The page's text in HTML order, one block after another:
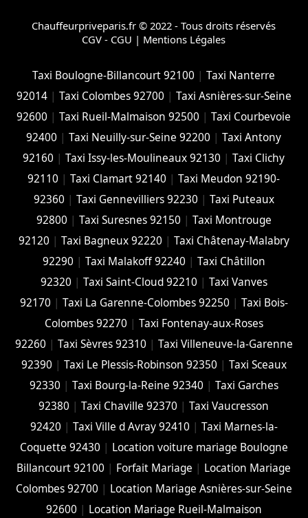
Chauffeurpriveparis.fr © 2022 - Tous droits réservés
CGV - CGU | Mentions Légales
Taxi Boulogne-Billancourt 92100 |Taxi Nanterre
92014| Taxi Colombes 92700 | Taxi Asnières-sur-Seine
92600 |Taxi Rueil-Malmaison 92500 |Taxi Courbevoie
92400 |Taxi Neuilly-sur-Seine 92200 |Taxi Antony
92160 |Taxi Issy-les-Moulineaux 92130 |Taxi Clichy
92110 |Taxi Clamart 92140 |Taxi Meudon 92190-
92360 | Taxi Gennevilliers 92230 | Taxi Puteaux
92800 | Taxi Suresnes 92150 | Taxi Montrouge
92120 | Taxi Bagneux 92220 | Taxi Châtenay-Malabry
92290 | Taxi Malakoff 92240 | Taxi Châtillon
92320 | Taxi Saint-Cloud 92210 | Taxi Vanves
92170 | Taxi La Garenne-Colombes 92250 | Taxi Bois-
Colombes 92270 | Taxi Fontenay-aux-Roses
92260 | Taxi Sèvres 92310 | Taxi Villeneuve-la-Garenne
92390 | Taxi Le Plessis-Robinson 92350 | Taxi Sceaux
92330 | Taxi Bourg-la-Reine 92340 | Taxi Garches
92380 |Taxi Chaville 92370 |Taxi Vaucresson
92420 | Taxi Ville d Avray 92410 | Taxi Marnes-la-
Coquette 92430 | Location voiture mariage Boulogne
Billancourt 92100 | Forfait Mariage | Location Mariage
Colombes 92700 | Location Mariage Asnières-sur-Seine
92600 | Location Mariage Rueil-Malmaison